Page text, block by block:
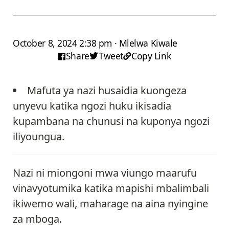
October 8, 2024 2:38 pm · Mlelwa Kiwale
Share
Tweet Copy Link
Mafuta ya nazi husaidia kuongeza
unyevu katika ngozi huku ikisadia
kupambana na chunusi na kuponya ngozi
iliyoungua.
Nazi ni miongoni mwa viungo maarufu
vinavyotumika katika mapishi mbalimbali
ikiwemo wali, maharage na aina nyingine
za mboga.